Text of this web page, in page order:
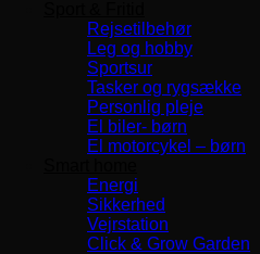
Rejsetilbehør
Leg og hobby
Sportsur
Tasker og rygsække
Personlig pleje
El biler- børn
El motorcykel – børn
Energi
Sikkerhed
Vejrstation
Click & Grow Garden